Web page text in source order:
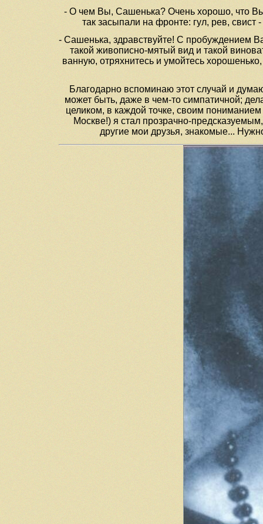
- О чем Вы, Сашенька? Очень хорошо, что Вы
так засыпали на фронте: гул, рев, свист
- Сашенька, здравствуйте! С пробуждением
такой живописно-мятый вид и такой
ванную, отряхнитесь и умойтесь
Благодарно вспоминаю этот случай и
может быть, даже в чем-то симпатичной;
целиком, в каждой точке, своим
Москве!) я стал прозрачно-
другие мои друзья, знакомые...